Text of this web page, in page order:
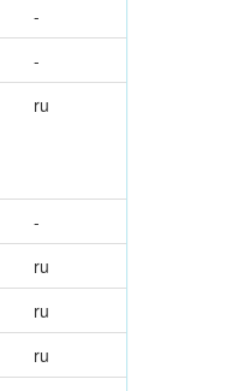
-
-
ru
-
ru
ru
ru